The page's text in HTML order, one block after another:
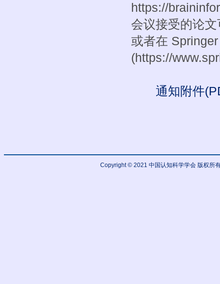
https://
会议接受的论
或者在
(https://
通知附件
Copyright © 2021 中国认知科学学会 版权所